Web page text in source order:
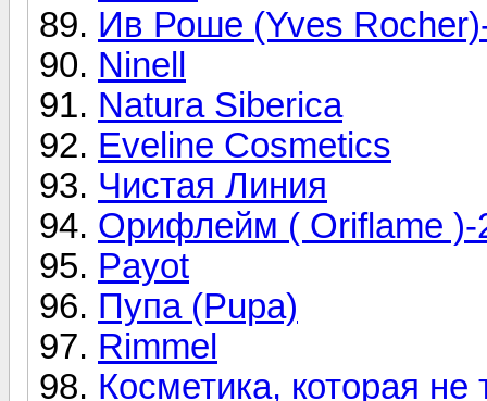
Ив Роше (Yves
Ninell
Natura Siberica
Eveline Cosmetics
Чистая Линия
Орифлейм ( Oriflame )-
Payot
Пупа (Pupa)
Rimmel
Косметика, которая